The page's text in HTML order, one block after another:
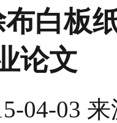
白板
论文
04-03 来